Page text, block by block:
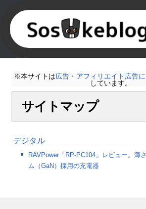
※本サイトは広告・アフィリエイト広告
しています。
サイトマップ
デジタル
RAVPower「RP-PC104」レビュー。薄
ム（GaN）採用の充電器